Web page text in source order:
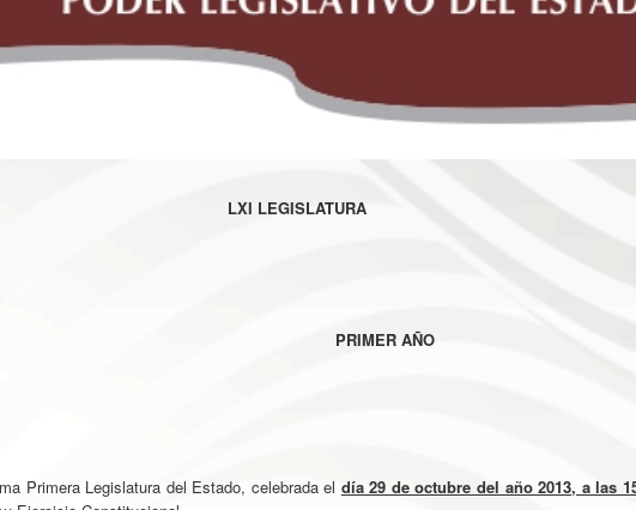
LXI LEGISLATURA
PRIMER AÑO
Primera Legislatura del Estado, celebrada el día 29 de octubre del año 2013, a las